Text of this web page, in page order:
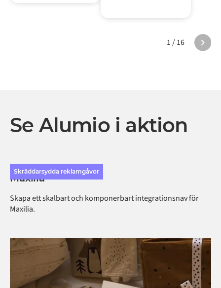
1 / 16
Se Alumio i aktion
Skräddarsydda reklamgåvor
Maxilia
Skapa ett skalbart och komponerbart integrationsnav för
Maxilia.